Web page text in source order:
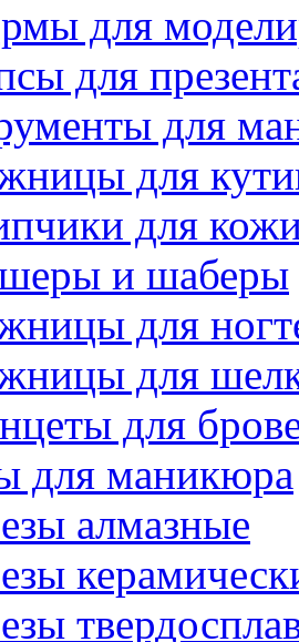
для
для
для
для
для
и шаберы
для
для
для
для маникюра
алмазные